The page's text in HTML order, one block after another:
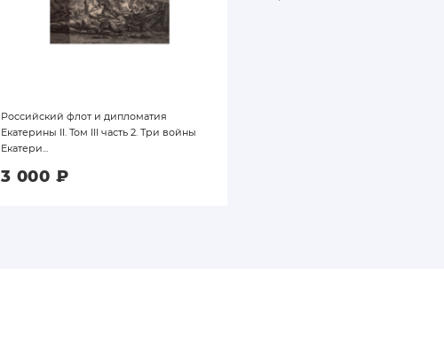
Российский флот и дипломатия
Екатерины II. Том III часть 2. Три войны
Екатери...
3 000 ₽